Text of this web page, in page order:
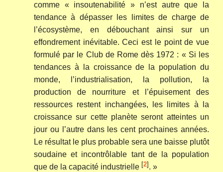
comme « insoutenabilité » n’est autre que la
tendance à dépasser les limites de charge de
l’écosystème, en débouchant ainsi sur un
effondrement inévitable. Ceci est le point de vue
formulé par le Club de Rome dès 1972 : « Si les
tendances à la croissance de la population du
monde, l’industrialisation, la pollution, la
production de nourriture et l’épuisement des
ressources restent inchangées, les limites à la
croissance sur cette planète seront atteintes un
jour ou l’autre dans les cent prochaines années.
Le résultat le plus probable sera une baisse plutôt
soudaine et incontrôlable tant de la population
que de la capacité industrielle [2]. »